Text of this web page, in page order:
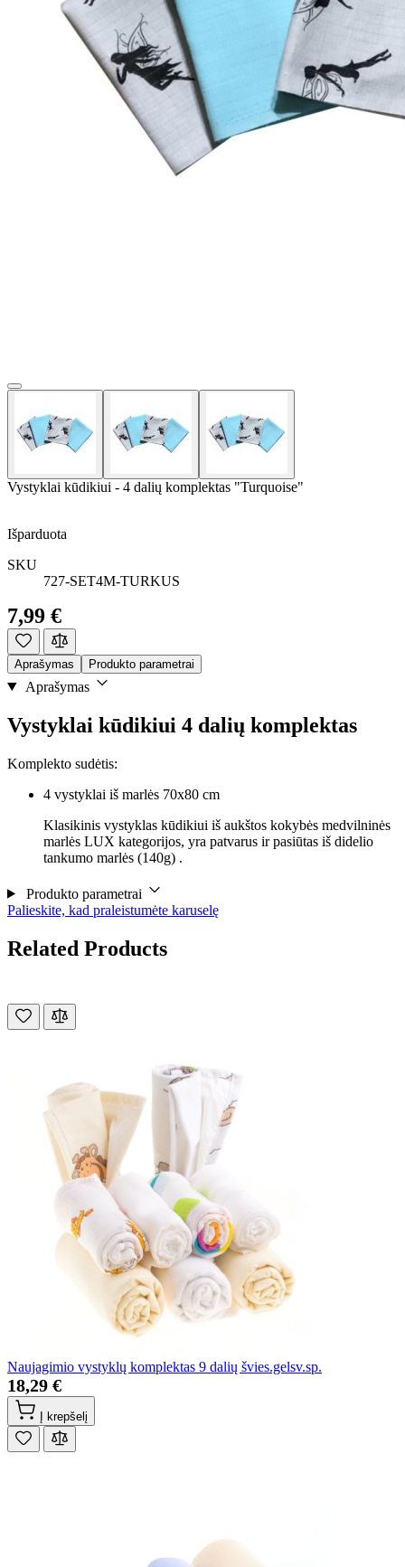
Vystyklai kūdikiui - 4 dalių komplektas "Turquoise"
Išparduota
SKU
727-SET4M-TURKUS
7,99 €
Aprašymas Produkto parametrai
Aprašymas
Vystyklai kūdikiui 4 dalių komplektas
Komplekto sudėtis:
4 vystyklai iš marlės 70x80 cm
Klasikinis vystyklas kūdikiui iš aukštos kokybės medvilninės
marlės LUX kategorijos, yra patvarus ir pasiūtas iš didelio
tankumo marlės (140g) .
Produkto parametrai
Palieskite, kad praleistumėte karuselę
Related Products
Naujagimio vystyklų komplektas 9 dalių švies.gelsv.sp.
18,29 €
Į krepšelį